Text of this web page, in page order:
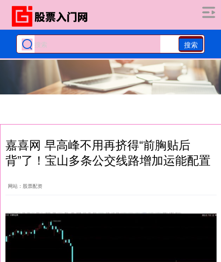
搜索
嘉喜网 早高峰不用再挤得“前胸贴后
背”了！宝山多条公交线路增加运能配置
网站：股票配资